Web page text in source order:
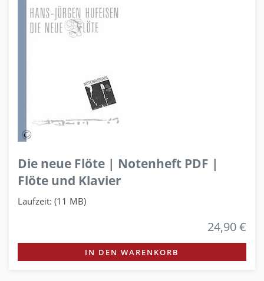
Die neue Flöte | Notenheft PDF |
Flöte und Klavier
Laufzeit: (11 MB)
24,90 €
IN DEN WARENKORB